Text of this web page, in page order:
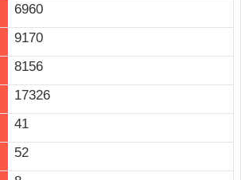
6960
9170
8156
17326
41
52